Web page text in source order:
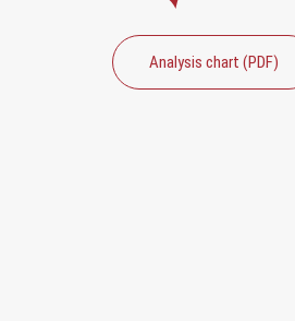
Analysis chart (PDF)